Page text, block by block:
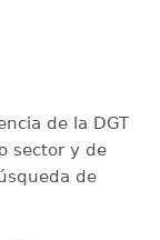
de la DGT
sector y de
de